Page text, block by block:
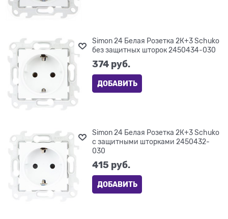
Simon 24 Белая Розетка 2К+3 Sсhuko
без защитных шторок 2450434-030
374 руб.
ДОБАВИТЬ
Simon 24 Белая Розетка 2К+3 Sсhuko
с защитными шторками 2450432-
030
415 руб.
ДОБАВИТЬ